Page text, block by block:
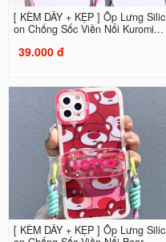
[ KÈM DÂY + KẸP ] Ốp Lưng Silic
on Chống Sốc Viền Nổi Kuromi...
39.000 đ
[ KÈM DÂY + KẸP ] Ốp Lưng Silic